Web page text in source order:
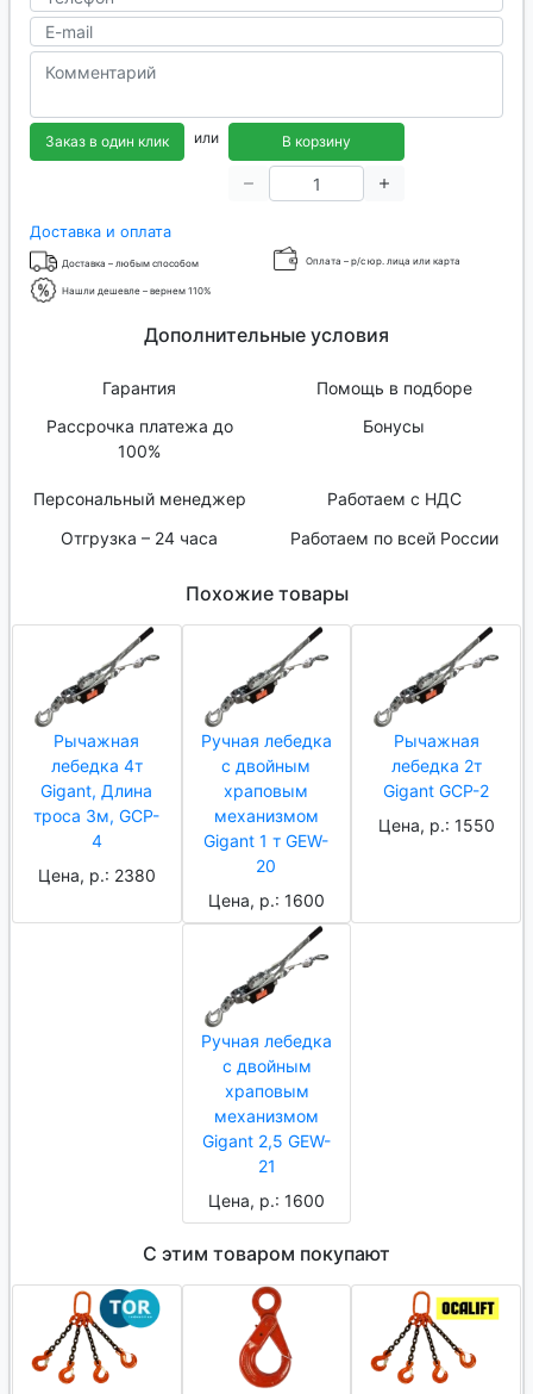
Заказ в один клик или В корзину
Доставка и оплата
Доставка – любым способом Оплата – р/с юр. лица или карта
Нашли дешевле – вернем 110%
Дополнительные условия
Гарантия
Помощь в подборе
Рассрочка платежа до
100%
Бонусы
Персональный менеджер
Работаем с НДС
Отгрузка – 24 часа
Работаем по всей России
Похожие товары
Рычажная
лебедка 4т
Gigant, Длина
троса 3м, GCP-
4
Цена, р.: 2380
Ручная лебедка
с двойным
храповым
механизмом
Gigant 1 т GEW-
20
Цена, р.: 1600
Рычажная
лебедка 2т
Gigant GCP-2
Цена, р.: 1550
Ручная лебедка
с двойным
храповым
механизмом
Gigant 2,5 GEW-
21
Цена, р.: 1600
С этим товаром покупают